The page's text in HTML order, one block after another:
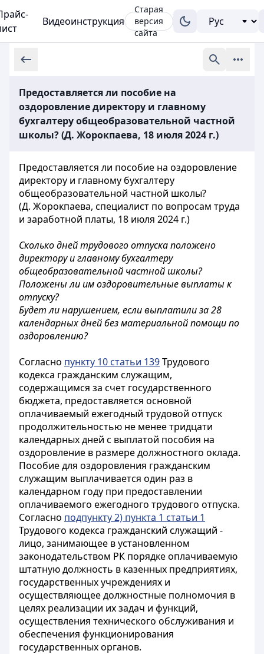
Видеоинструкция
Старая
версия
сайта
Предоставляется ли пособие на
оздоровление директору и главному
бухгалтеру общеобразовательной частной
школы? (Д. Жорокпаева, 18 июля 2024 г.)
Предоставляется ли пособие на оздоровление
директору и главному бухгалтеру
общеобразовательной частной школы?
(Д. Жорокпаева, специалист по вопросам труда
и заработной платы, 18 июля 2024 г.)
Сколько дней трудового отпуска положено
директору и главному бухгалтеру
общеобразовательной частной школы?
Положены ли им оздоровительные выплаты к
отпуску?
Будет ли нарушением, если выплатили за 28
календарных дней без материальной помощи по
оздоровлению?
Согласно пункту 10 статьи 139Трудового
кодекса гражданским служащим,
содержащимся за счет государственного
бюджета, предоставляется основной
оплачиваемый ежегодный трудовой отпуск
продолжительностью не менее тридцати
календарных дней с выплатой пособия на
оздоровление в размере должностного оклада.
Пособие для оздоровления гражданским
служащим выплачивается один раз в
календарном году при предоставлении
оплачиваемого ежегодного трудового отпуска.
Согласно подпункту 2) пункта 1 статьи 1
Трудового кодекса гражданский служащий -
лицо, занимающее в установленном
законодательством РК порядке оплачиваемую
штатную должность в казенных предприятиях,
государственных учреждениях и
осуществляющее должностные полномочия в
целях реализации их задач и функций,
осуществления технического обслуживания и
обеспечения функционирования
государственных органов.